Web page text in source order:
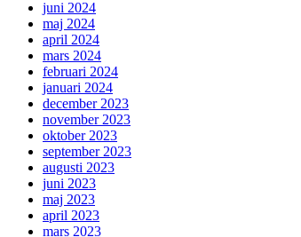
juni 2024
maj 2024
april 2024
mars 2024
februari 2024
januari 2024
december 2023
november 2023
oktober 2023
september 2023
augusti 2023
juni 2023
maj 2023
april 2023
mars 2023